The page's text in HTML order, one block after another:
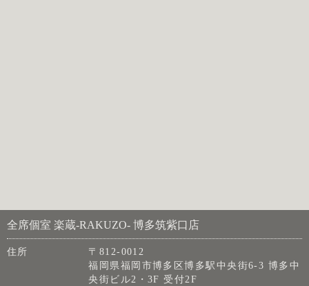
全席個室 楽蔵‐RAKUZO‐ 博多筑紫口店
住所
〒812-0012
福岡県福岡市博多区博多駅中央街6-3 博多中
央街ビル2・3F 受付2F